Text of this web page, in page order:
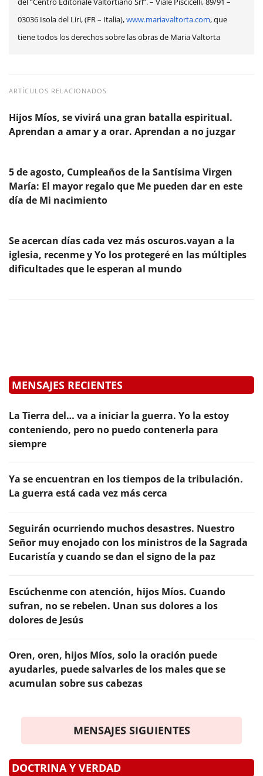
03036 Isola del Liri, (FR – Italia),www.mariavaltorta.com, que
tiene todos los derechos sobre las obras de Maria Valtorta
ARTÍCULOS RELACIONADOS
Hijos Míos, se vivirá una gran batalla espiritual.
Aprendan a amar y a orar. Aprendan a no juzgar
5 de agosto, Cumpleaños de la Santísima Virgen
María: El mayor regalo que Me pueden dar en este
día de Mi nacimiento
Se acercan días cada vez más oscuros.vayan a la
iglesia, recenme y Yo los protegeré en las múltiples
dificultades que le esperan al mundo
MENSAJES RECIENTES
La Tierra del… va a iniciar la guerra. Yo la estoy
conteniendo, pero no puedo contenerla para
siempre
Ya se encuentran en los tiempos de la tribulación.
La guerra está cada vez más cerca
Seguirán ocurriendo muchos desastres. Nuestro
Señor muy enojado con los ministros de la Sagrada
Eucaristía y cuando se dan el signo de la paz
Escúchenme con atención, hijos Míos. Cuando
sufran, no se rebelen. Unan sus dolores a los
dolores de Jesús
Oren, oren, hijos Míos, solo la oración puede
ayudarles, puede salvarles de los males que se
acumulan sobre sus cabezas
MENSAJES SIGUIENTES
DOCTRINA Y VERDAD